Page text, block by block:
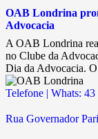
OAB Londrina
Advocacia
A OAB Londrina
no Clube da
Dia da Advocacia.
Telefone | Whats:
Rua Governador